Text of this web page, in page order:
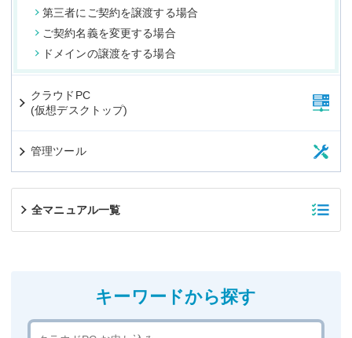
第三者にご契約を譲渡する場合
ご契約名義を変更する場合
ドメインの譲渡をする場合
クラウドPC
(仮想デスクトップ)
管理ツール
全マニュアル一覧
キーワードから探す